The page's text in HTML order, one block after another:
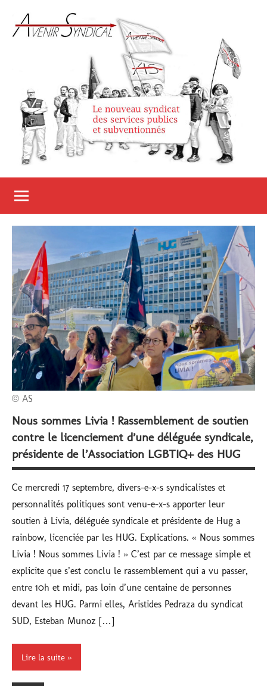
contenu
Avenir
Syndical
syndicat
des
subventionnés
© AS
Nous sommes Livia ! Rassemblement de soutien
contre le licenciement d’une déléguée syndicale,
présidente de l’Association LGBTIQ+ des HUG
Ce mercredi 17 septembre, divers-e-x-s syndicalistes et
personnalités politiques sont venu-e-x-s apporter leur
soutien à Livia, déléguée syndicale et présidente de Hug a
rainbow, licenciée par les HUG. Explications. « Nous sommes
Livia ! Nous sommes Livia ! » C’est par ce message simple et
explicite que s’est conclu le rassemblement qui a vu passer,
entre 10h et midi, pas loin d’une centaine de personnes
devant les HUG. Parmi elles, Aristides Pedraza du syndicat
SUD, Esteban Munoz […]
Lire la suite